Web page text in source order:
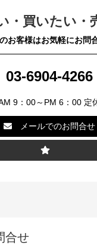
・買いたい・
お客様はお気軽にお問
03-6904-4266
9：00～PM 6：00 定
メールでのお問合せ
合せ